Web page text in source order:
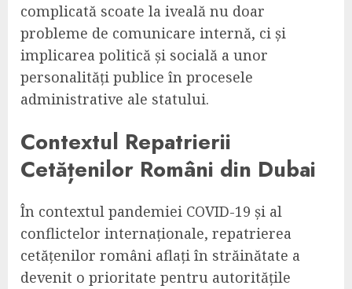
complicată scoate la iveală nu doar
probleme de comunicare internă, ci și
implicarea politică și socială a unor
personalități publice în procesele
administrative ale statului.
Contextul Repatrierii
Cetățenilor Români din Dubai
În contextul pandemiei COVID-19 și al
conflictelor internaționale, repatrierea
cetățenilor români aflați în străinătate a
devenit o prioritate pentru autoritățile